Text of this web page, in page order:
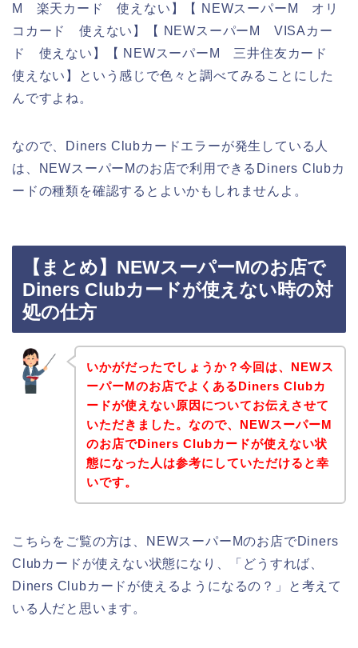
M 楽天カード 使えない】【 NEWスーパーM オリ
コカード 使えない】【 NEWスーパーM VISAカー
ド 使えない】【 NEWスーパーM 三井住友カード
使えない】という感じで色々と調べてみることにした
んですよね。
なので、Diners Clubカードエラーが発生している人
は、NEWスーパーMのお店で利用できるDiners Clubカ
ードの種類を確認するとよいかもしれませんよ。
【まとめ】NEWスーパーMのお店で
Diners Clubカードが使えない時の対
処の仕方
いかがだったでしょうか？今回は、NEWス
ーパーMのお店でよくあるDiners Clubカ
ードが使えない原因についてお伝えさせて
いただきました。なので、NEWスーパーM
のお店でDiners Clubカードが使えない状
態になった人は参考にしていただけると幸
いです。
こちらをご覧の方は、NEWスーパーMのお店でDiners
Clubカードが使えない状態になり、「どうすれば、
Diners Clubカードが使えるようになるの？」と考えて
いる人だと思います。